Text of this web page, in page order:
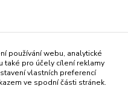
používání webu, analytické
také pro účely cílení reklamy
vlastních preferencí
ve spodní části stránek.